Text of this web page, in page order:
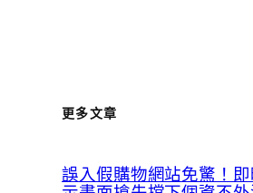
更多文章
誤入假購物網站免驚！